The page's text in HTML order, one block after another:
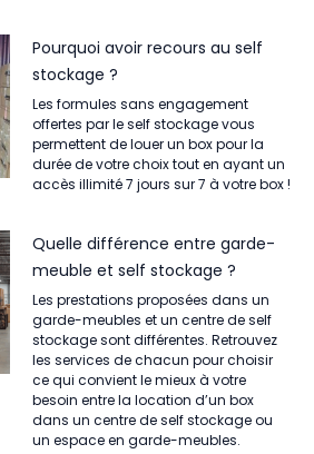
Pourquoi avoir recours au self
stockage ?
Les formules sans engagement
offertes par le self stockage vous
permettent de louer un box pour la
durée de votre choix tout en ayant un
accès illimité 7 jours sur 7 à votre box !
Quelle différence entre garde-
meuble et self stockage ?
Les prestations proposées dans un
garde-meubles et un centre de self
stockage sont différentes. Retrouvez
les services de chacun pour choisir
ce qui convient le mieux à votre
besoin entre la location d’un box
dans un centre de self stockage ou
un espace en garde-meubles.